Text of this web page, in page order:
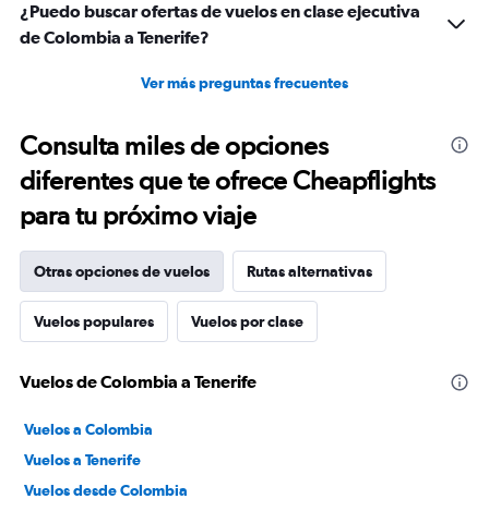
¿Puedo buscar ofertas de vuelos en clase ejecutiva
de Colombia a Tenerife?
Ver más preguntas frecuentes
Consulta miles de opciones
diferentes que te ofrece Cheapflights
para tu próximo viaje
Otras opciones de vuelos Rutas alternativas
Vuelos populares Vuelos por clase
Vuelos de Colombia a Tenerife
Vuelos a Colombia
Vuelos a Tenerife
Vuelos desde Colombia